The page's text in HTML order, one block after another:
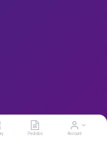
Pedidos Account